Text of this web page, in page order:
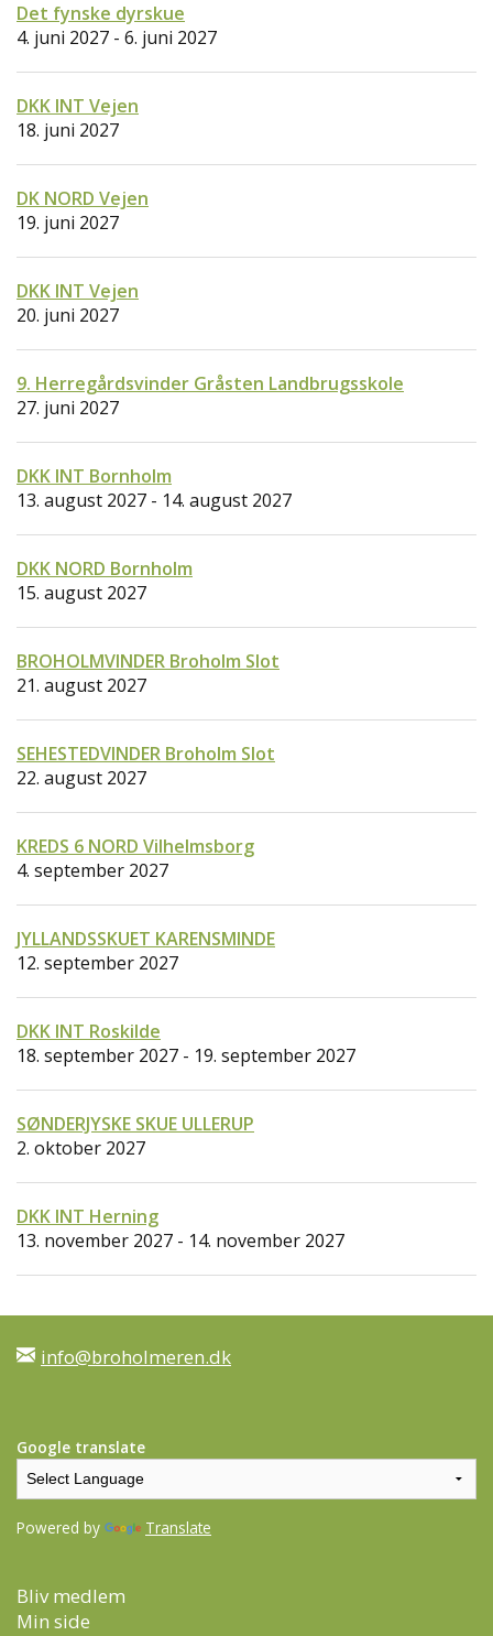
Det fynske dyrskue
4. juni 2027 - 6. juni 2027
DKK INT Vejen
18. juni 2027
DK NORD Vejen
19. juni 2027
DKK INT Vejen
20. juni 2027
9. Herregårdsvinder Gråsten Landbrugsskole
27. juni 2027
DKK INT Bornholm
13. august 2027 - 14. august 2027
DKK NORD Bornholm
15. august 2027
BROHOLMVINDER Broholm Slot
21. august 2027
SEHESTEDVINDER Broholm Slot
22. august 2027
KREDS 6 NORD Vilhelmsborg
4. september 2027
JYLLANDSSKUET KARENSMINDE
12. september 2027
DKK INT Roskilde
18. september 2027 - 19. september 2027
SØNDERJYSKE SKUE ULLERUP
2. oktober 2027
DKK INT Herning
13. november 2027 - 14. november 2027
info@broholmeren.dk
Google translate
Powered by Translate
Bliv medlem
Min side